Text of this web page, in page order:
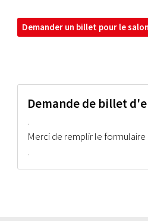
Demander un billet pour le salon
Demande de billet
.
Merci de remplir le
.